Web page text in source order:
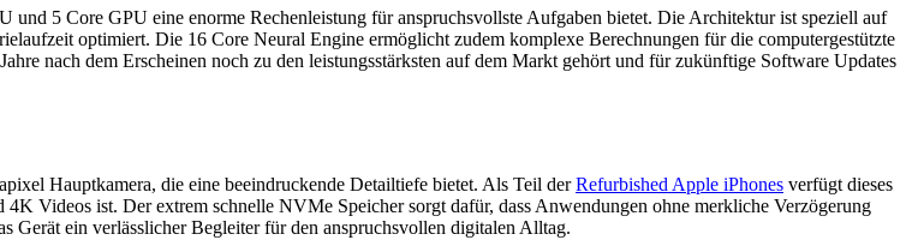
5 Core GPU eine enorme Rechenleistung für anspruchsvollste Aufgaben bietet. Die Architektur ist speziell auf
optimiert. Die 16 Core Neural Engine ermöglicht zudem komplexe Berechnungen für die computergestützte
nach dem Erscheinen noch zu den leistungsstärksten auf dem Markt gehört und für zukünftige Software Updates
Hauptkamera, die eine beeindruckende Detailtiefe bietet. Als Teil derRefurbished Apple iPhones verfügt dieses
Videos ist. Der extrem schnelle NVMe Speicher sorgt dafür, dass Anwendungen ohne merkliche Verzögerung
Gerät ein verlässlicher Begleiter für den anspruchsvollen digitalen Alltag.